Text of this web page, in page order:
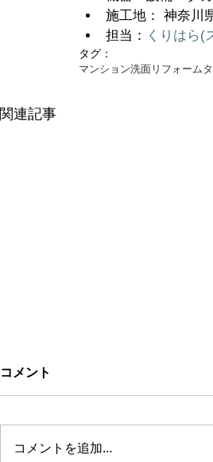
施工地： 神奈川
担当： くりはら(
タグ：
マンション洗面リフォーム
関連記事
コメント
コメントを追加…